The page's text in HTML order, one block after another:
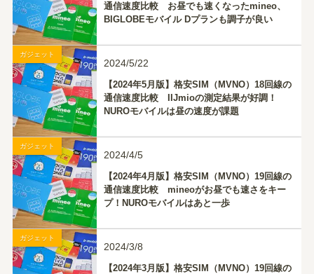
通信速度比較 お昼でも速くなったmineo、
BIGLOBEモバイル Dプランも調子が良い
ガジェット
2024/5/22
【2024年5月版】格安SIM（MVNO）18回線の
通信速度比較 IIJmioの測定結果が好調！
NUROモバイルは昼の速度が課題
ガジェット
2024/4/5
【2024年4月版】格安SIM（MVNO）19回線の
通信速度比較 mineoがお昼でも速さをキー
プ！NUROモバイルはあと一歩
ガジェット
2024/3/8
【2024年3月版】格安SIM（MVNO）19回線の